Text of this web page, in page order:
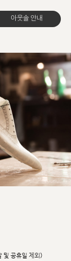
아웃솔 안내
및 공휴일 제외)